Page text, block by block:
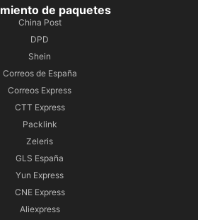
de paquetes
China Post
DPD
Shein
Correos de España
Correos Express
CTT Express
Packlink
Zeleris
GLS España
Yun Express
CNE Express
Aliexpress